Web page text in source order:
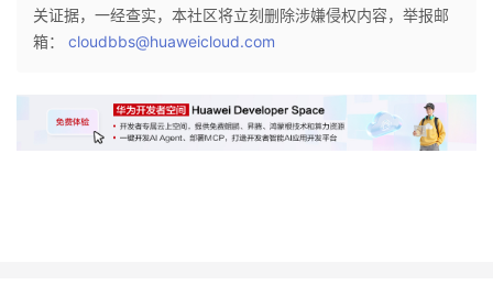
关证据，一经查实，本社区将立刻删除涉嫌侵权内容，举报邮
箱： cloudbbs@huaweicloud.com